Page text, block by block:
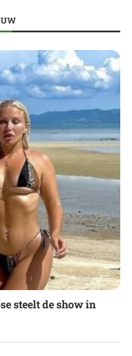
steelt de show in